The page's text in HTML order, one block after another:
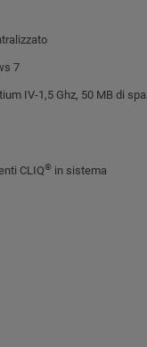
7
IV-1,5 Ghz, 50 MB di
CLIQ® in sistema
CLIQ